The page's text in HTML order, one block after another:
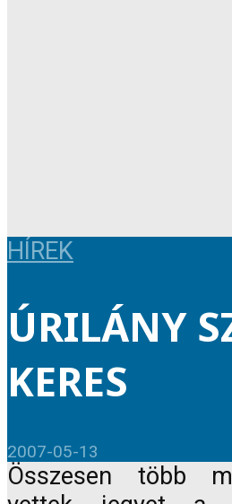
HÍREK
ÚRILÁNY
KERES
2007-05-13
Összesen több